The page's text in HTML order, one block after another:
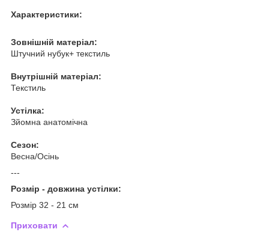
Характеристики:
Зовнішній матеріал:
Штучний нубук+ текстиль
Внутрішній матеріал:
Текстиль
Устілка:
Зйомна анатомічна
Сезон:
Весна/Осінь
---
Розмір - довжина устілки:
Розмір 32 - 21 см
Приховати